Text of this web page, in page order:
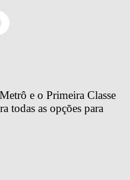
e o Primeira Classe
todas as opções para